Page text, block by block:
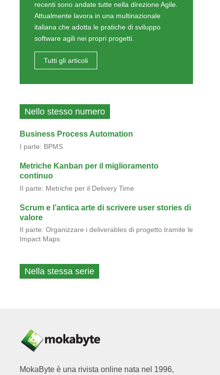
recenti sono andate tutte nella direzione Agile.
Attualmente lavora in una multinazionale
italiana che adotta le pratiche di sviluppo
software agili nei propri progetti.
Tutti gli articoli
Nello stesso numero
Business Process Automation
I parte: BPMS
Metriche Kanban per il miglioramento
continuo
II parte: Metriche per il Delivery Time
Scrum e l’antica arte di scrivere user stories di
valore
II parte: Organizzare i deliverables di progetto tramite le
Impact Maps
Nella stessa serie
MokaByte è una rivista online nata nel 1996,